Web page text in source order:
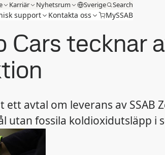
Karriär Nyhetsrum Sverige Search
support Kontakta oss MySSAB
Cars tecknar
ett avtal om leverans av
utan fossila koldioxidutsläpp i